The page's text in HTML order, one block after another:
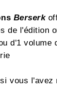
Berserk
de l'édition
d'1 volume
si vous l'avez